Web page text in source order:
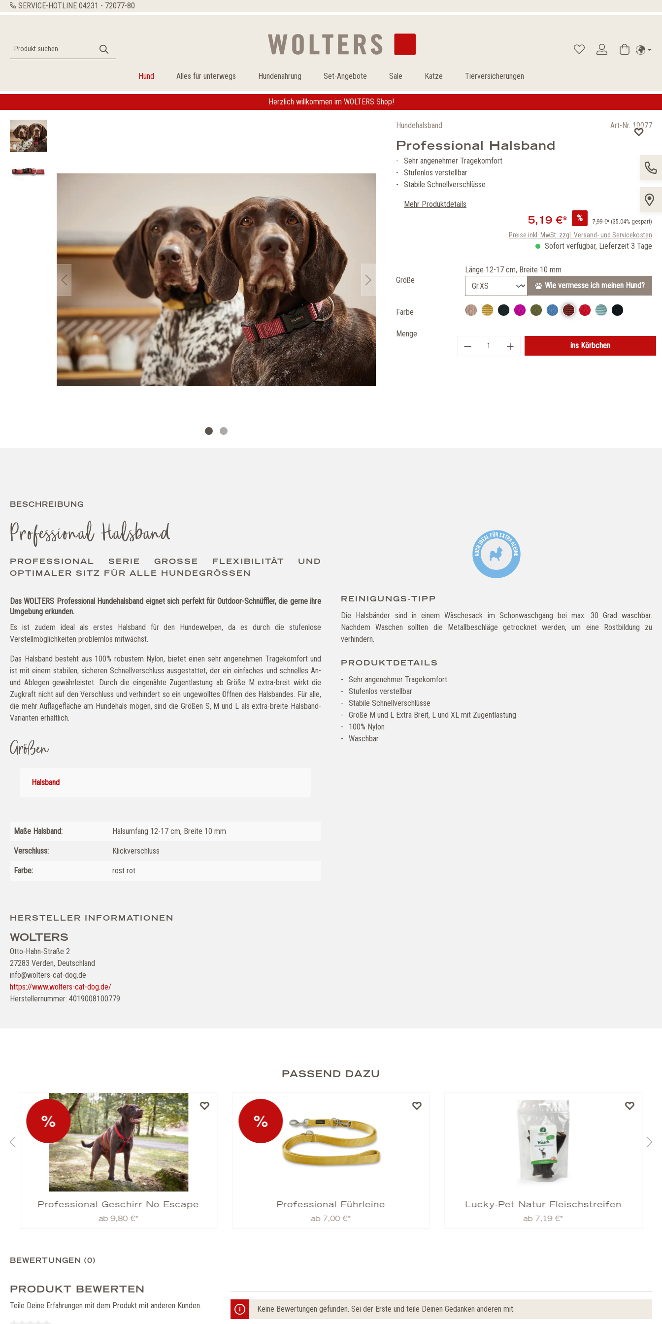
SERVICE-HOTLINE 04231 - 72077-80
Hund Alles für unterwegs Hundenahrung Set-Angebote Sale Katze Tierversicherungen
Herzlich willkommen im WOLTERS Shop!
Hundehalsband Art-Nr. 10077
Professional Halsband
Sehr angenehmer Tragekomfort
Stufenlos verstellbar
Stabile Schnellverschlüsse
Mehr Produktdetails
5,19 €* % 7,99 €* (35.04% gespart)
Preise inkl. MwSt. zzgl. Versand- und Servicekosten
Sofort verfügbar, Lieferzeit 3 Tage
Größe
Länge 12-17 cm, Breite 10 mm
Wie vermesse ich meinen Hund?
Farbe
Menge
ins Körbchen
BESCHREIBUNG
Professional Halsband
PROFESSIONAL SERIE GROSSE FLEXIBILITÄT UND O
PTIMALER SITZ FÜR ALLE HUNDEGRÖSSEN
Das WOLTERS Professional Hundehalsband eignet sich perfekt für Outdoor-Schnüffler, die gerne ihre
Umgebung erkunden.
Es ist zudem ideal als erstes Halsband für den Hundewelpen, da es durch die stufenlose
Verstellmöglichkeiten problemlos mitwächst.
Das Halsband besteht aus 100% robustem Nylon, bietet einen sehr angenehmen Tragekomfort und
ist mit einem stabilen, sicheren Schnellverschluss ausgestattet, der ein einfaches und schnelles An-
und Ablegen gewährleistet. Durch die eingenähte Zugentlastung ab Größe M extra-breit wirkt die
Zugkraft nicht auf den Verschluss und verhindert so ein ungewolltes Öffnen des Halsbandes. Für alle,
die mehr Auflagefläche am Hundehals mögen, sind die Größen S, M und L als extra-breite Halsband-
Varianten erhältlich.
Größen
Halsband
Maße Halsband: Halsumfang 12-17 cm, Breite 10 mm
Verschluss: Klickverschluss
Farbe: rost rot
HERSTELLER INFORMATIONEN
WOLTERS
Otto‑Hahn‑Straße 2
27283 Verden, Deutschland
info@wolters-cat-dog.de
https://www.wolters-cat-dog.de/
Herstellernummer: 4019008100779
REINIGUNGS-TIPP
Die Halsbänder sind in einem Wäschesack im Schonwaschgang bei max. 30 Grad waschbar.
Nachdem Waschen sollten die Metallbeschläge getrocknet werden, um eine Rostbildung zu
verhindern.
PRODUKTDETAILS
Sehr angenehmer Tragekomfort
Stufenlos verstellbar
Stabile Schnellverschlüsse
Größe M und L Extra Breit, L und XL mit Zugentlastung
100% Nylon
Waschbar
PASSEND DAZU
%
Professional Geschirr No Escape
ab 9,80 €*
%
Professional Führleine
ab 7,00 €*
Lucky-Pet Natur Fleischstreifen
ab 7,19 €*
BEWERTUNGEN (0)
PRODUKT BEWERTEN
Teile Deine Erfahrungen mit dem Produkt mit anderen Kunden. Keine Bewertungen gefunden. Sei der Erste und teile Deinen Gedanken anderen mit.